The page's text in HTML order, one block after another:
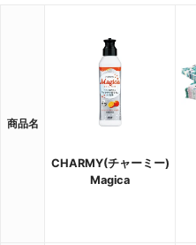
商品名
CHARMY(チャーミー)
Magica